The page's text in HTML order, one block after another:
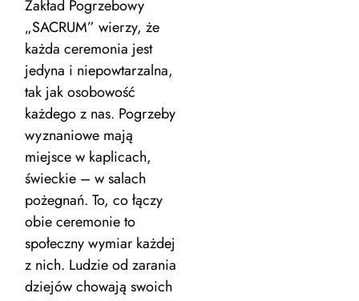
Zakład Pogrzebowy
„SACRUM” wierzy, że
każda ceremonia jest
jedyna i niepowtarzalna,
tak jak osobowość
każdego z nas. Pogrzeby
wyznaniowe mają
miejsce w kaplicach,
świeckie – w salach
pożegnań. To, co łączy
obie ceremonie to
społeczny wymiar każdej
z nich. Ludzie od zarania
dziejów chowają swoich